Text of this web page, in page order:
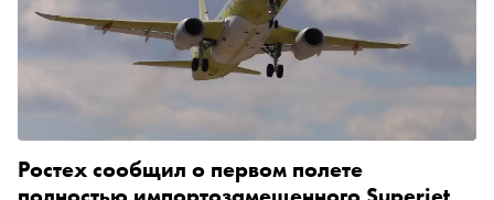
Ростех сообщил о первом полете